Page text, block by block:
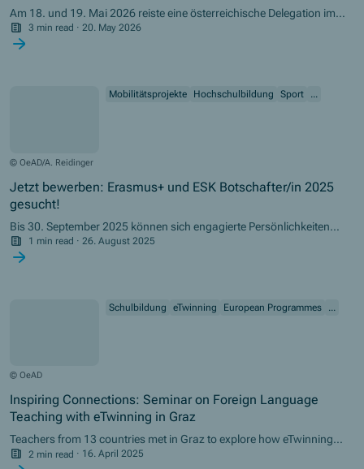
Am 18. und 19. Mai 2026 reiste eine österreichische Delegation im
Rahmen von Erasmus+ Schulbildung nach London, um den
Austausch mit britischen Bildungsinstitutionen zu vertiefen und neue
3 min read · 20. May 2026
© OeAD/A. Reidinger
Mobilitätsprojekte Hochschulbildung Sport ...
Jetzt bewerben: Erasmus+ und ESK Botschafter/in 2025
gesucht!
Bis 30. September 2025 können sich engagierte Persönlichkeiten
mit Hauptwohnsitz in Österreich als Botschafter/in bewerben.
1 min read · 26. August 2025
© OeAD
Schulbildung eTwinning European Programmes ...
Inspiring Connections: Seminar on Foreign Language
Teaching with eTwinning in Graz
Teachers from 13 countries met in Graz to explore how eTwinning
can enrich foreign language teaching across all age groups.
2 min read · 16. April 2025